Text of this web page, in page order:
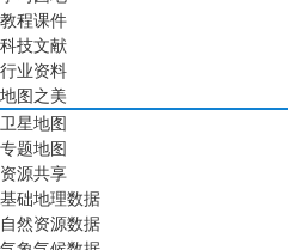
教程课件
科技文献
行业资料
地图之美
卫星地图
专题地图
资源共享
基础地理数据
自然资源数据